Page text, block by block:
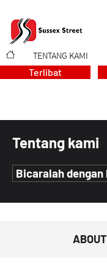
TENTANG KAMI
Terlibat
Tentang kami
Bicaralah dengan